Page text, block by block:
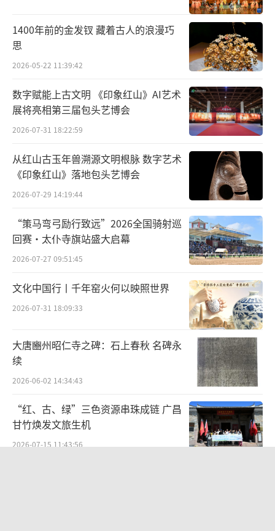
潘天寿：艺术需要寂寞，一种忘我的寂寞
潘天寿先生主张花鸟画的布置，应以势为
主，他说：“气要盛，势要旺，力求在画面上
造成蓬勃灵动的生机和节奏韵味，以达到中国
至于布置的方法，他认为是以“搜尽奇峰
打草稿”，选奇峰配奇峰，即以奇配奇，出奇
1400年前的金发钗 藏着古人的浪漫巧
思
2026-05-22 11:39:42
数字赋能上古文明 《印象红山》AI艺术
展将亮相第三届包头艺博会
2026-07-31 18:22:59
从红山古玉年兽溯源文明根脉 数字艺术
《印象红山》落地包头艺博会
2026-07-29 14:19:44
“策马弯弓励行致远”2026全国骑射巡
回赛·太仆寺旗站盛大启幕
2026-07-27 09:51:45
文化中国行丨千年窑火何以映照世界
2026-07-31 18:09:33
大唐豳州昭仁寺之碑：石上春秋 名碑永
续
2026-06-02 14:34:43
“红、古、绿”三色资源串珠成链 广昌
甘竹焕发文旅生机
2026-07-15 11:43:56